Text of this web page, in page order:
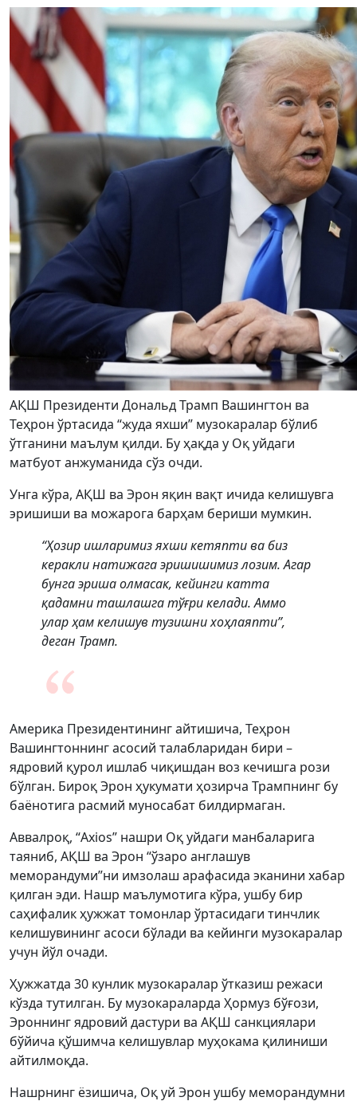
АҚШ Президенти Дональд Трамп Вашингтон ва
Теҳрон ўртасида “жуда яхши” музокаралар бўлиб
ўтганини маълум қилди. Бу ҳақда у Оқ уйдаги
матбуот анжуманида сўз очди.
Унга кўра, АҚШ ва Эрон яқин вақт ичида келишувга
эришиши ва можарога барҳам бериши мумкин.
“Ҳозир ишларимиз яхши кетяпти ва биз
керакли натижага эришишимиз лозим. Агар
бунга эриша олмасак, кейинги катта
қадамни ташлашга тўғри келади. Аммо
улар ҳам келишув тузишни хоҳлаяпти”,
деган Трамп.
Америка Президентининг айтишича, Теҳрон
Вашингтоннинг асосий талабларидан бири –
ядровий қурол ишлаб чиқишдан воз кечишга рози
бўлган. Бироқ Эрон ҳукумати ҳозирча Трампнинг бу
баёнотига расмий муносабат билдирмаган.
Аввалроқ, “Axios” нашри Оқ уйдаги манбаларига
таяниб, АҚШ ва Эрон “ўзаро англашув
меморандуми”ни имзолаш арафасида эканини хабар
қилган эди. Нашр маълумотига кўра, ушбу бир
саҳифалик ҳужжат томонлар ўртасидаги тинчлик
келишувининг асоси бўлади ва кейинги музокаралар
учун йўл очади.
Ҳужжатда 30 кунлик музокаралар ўтказиш режаси
кўзда тутилган. Бу музокараларда Ҳормуз бўғози,
Эроннинг ядровий дастури ва АҚШ санкциялари
бўйича қўшимча келишувлар муҳокама қилиниши
айтилмоқда.
Нашрнинг ёзишича, Оқ уй Эрон ушбу меморандумни